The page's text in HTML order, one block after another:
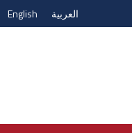
English العربية